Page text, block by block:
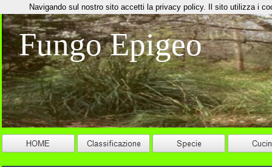
Fungo Epigeo
Navigando sul nostro sito accetti la privacy policy. Il sito utilizza i